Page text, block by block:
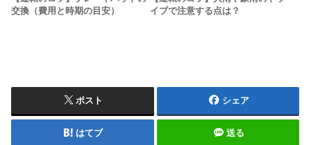
交換（費用と時期の目安）
イブで注意する点は？
ポスト シェア
はてブ 送る